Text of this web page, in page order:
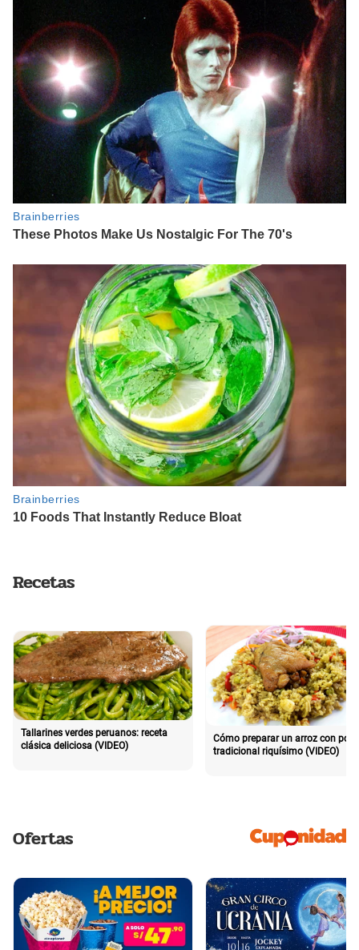
Recetas
Tallarines verdes peruanos: receta
clásica deliciosa (VIDEO)
Cómo preparar un arroz con pollo
tradicional riquísimo (VIDEO)
Ofertas